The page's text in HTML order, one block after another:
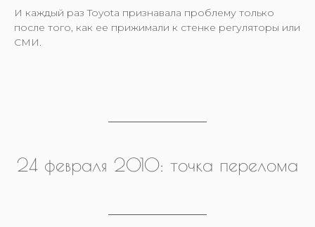
И каждый раз Toyota признавала проблему только
после того, как ее прижимали к стенке регуляторы или
СМИ.
24 февраля 2010: точка перелома